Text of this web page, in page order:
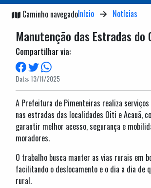
Caminho navegadoInício Notícias
Manutenção das Estradas do
Compartilhar via:
Data: 13/11/2025
A Prefeitura de Pimenteiras realiza serviços
nas estradas das localidades Oiti e Acauã,
garantir melhor acesso, segurança e
moradores.
O trabalho busca manter as vias rurais em
facilitando o deslocamento e o dia a dia de
rural.